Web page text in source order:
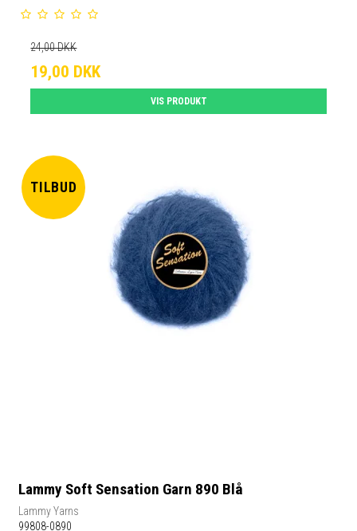
24,00 DKK
19,00 DKK
VIS PRODUKT
TILBUD
Lammy Soft Sensation Garn 890 Blå
Lammy Yarns
99808-0890